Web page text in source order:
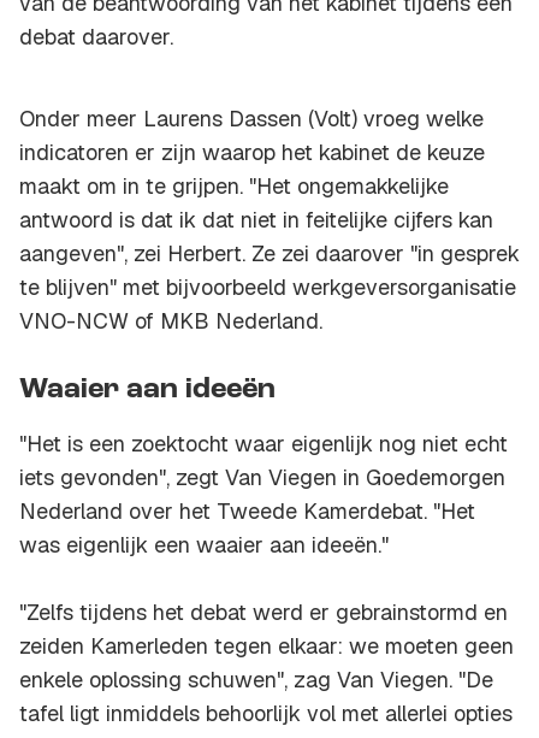
debat daarover.
Onder meer Laurens Dassen (Volt) vroeg welke
indicatoren er zijn waarop het kabinet de keuze
maakt om in te grijpen. "Het ongemakkelijke
antwoord is dat ik dat niet in feitelijke cijfers kan
aangeven", zei Herbert. Ze zei daarover "in gesprek
te blijven" met bijvoorbeeld werkgeversorganisatie
VNO-NCW of MKB Nederland.
Waaier aan ideeën
"Het is een zoektocht waar eigenlijk nog niet echt
iets gevonden", zegt Van Viegen in Goedemorgen
Nederland over het Tweede Kamerdebat. "Het
was eigenlijk een waaier aan ideeën."
"Zelfs tijdens het debat werd er gebrainstormd en
zeiden Kamerleden tegen elkaar: we moeten geen
enkele oplossing schuwen", zag Van Viegen. "De
tafel ligt inmiddels behoorlijk vol met allerlei opties